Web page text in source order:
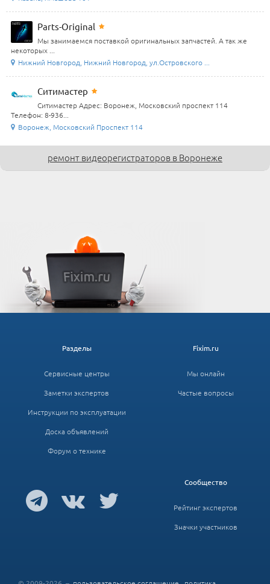
Parts-Original
Мы занимаемся поставкой оригинальных запчастей. А так же
некоторых ...
Нижний Новгород, Нижний Новгород, ул.Островского ...
Ситимастер
Ситимастер Адрес: Воронеж, Московский проспект 114
Телефон: 8-936...
Воронеж, Московский Проспект 114
ремонт видеорегистраторов в Воронеже
Fixim.ru
Мы онлайн
Частые вопросы
Разделы
Сервисные центры
Заметки экспертов
Инструкции по эксплуатации
Доска объявлений
Форум о технике
Сообщество
Рейтинг экспертов
Значки участников